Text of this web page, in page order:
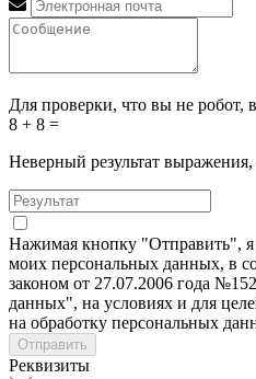
Для проверки, что вы не робот,
8 + 8 =
Неверный результат
Нажимая кнопку "Отправить", я
моих персональных данных, в
законом от 27.07.2006 года
данных", на условиях и для
на обработку персональных
Отправить
Реквизиты